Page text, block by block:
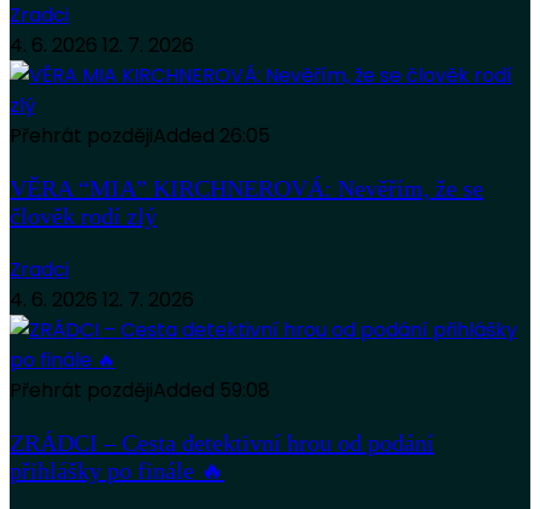
Zradci
4. 6. 2026 12. 7. 2026
Přehrát pozdějiAdded 26:05
VĚRA “MIA” KIRCHNEROVÁ: Nevěřím, že se
člověk rodí zlý
Zradci
4. 6. 2026 12. 7. 2026
Přehrát pozdějiAdded 59:08
ZRÁDCI – Cesta detektivní hrou od podání
přihlášky po finále 🔥